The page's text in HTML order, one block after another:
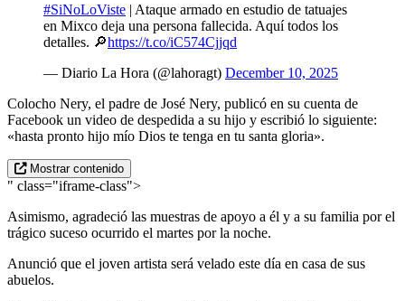
#SiNoLoViste | Ataque armado en estudio de tatuajes
en Mixco deja una persona fallecida. Aquí todos los
detalles. 🔎https://t.co/iC574Cjjqd
— Diario La Hora (@lahoragt) December 10, 2025
Colocho Nery, el padre de José Nery, publicó en su cuenta de
Facebook un video de despedida a su hijo y escribió lo siguiente:
«hasta pronto hijo mío Dios te tenga en tu santa gloria».
Mostrar contenido
" class="iframe-class">
Asimismo, agradeció las muestras de apoyo a él y a su familia por el
trágico suceso ocurrido el martes por la noche.
Anunció que el joven artista será velado este día en casa de sus
abuelos.